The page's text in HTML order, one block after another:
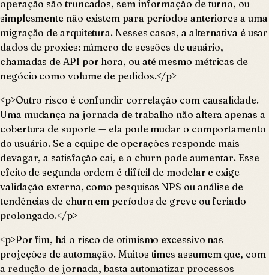
operação são truncados, sem informação de turno, ou
simplesmente não existem para períodos anteriores a uma
migração de arquitetura. Nesses casos, a alternativa é usar
dados de proxies: número de sessões de usuário,
chamadas de API por hora, ou até mesmo métricas de
negócio como volume de pedidos.</p>
<p>Outro risco é confundir correlação com causalidade.
Uma mudança na jornada de trabalho não altera apenas a
cobertura de suporte — ela pode mudar o comportamento
do usuário. Se a equipe de operações responde mais
devagar, a satisfação cai, e o churn pode aumentar. Esse
efeito de segunda ordem é difícil de modelar e exige
validação externa, como pesquisas NPS ou análise de
tendências de churn em períodos de greve ou feriado
prolongado.</p>
<p>Por fim, há o risco de otimismo excessivo nas
projeções de automação. Muitos times assumem que, com
a redução de jornada, basta automatizar processos